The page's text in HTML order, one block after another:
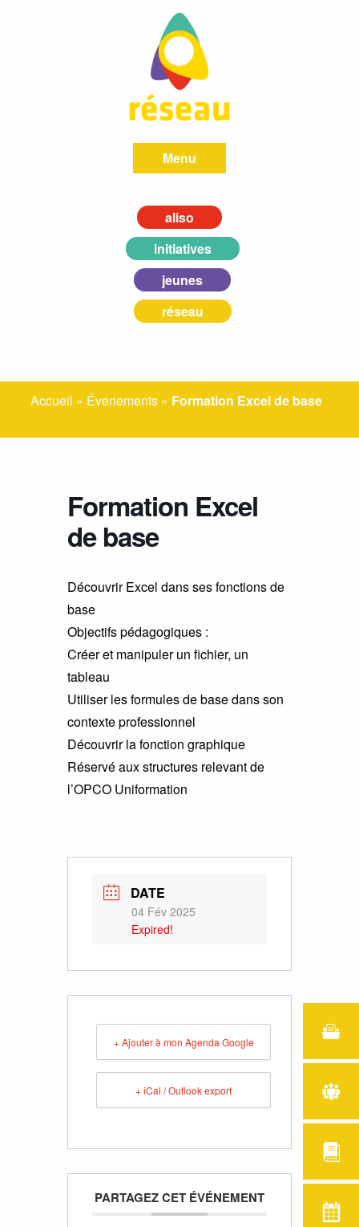
Menu
aliso
initiatives
jeunes
réseau
Accueil » Évenements » Formation Excel de base
Formation Excel
de base
Découvrir Excel dans ses fonctions de
base
Objectifs pédagogiques :
Créer et manipuler un fichier, un
tableau
Utiliser les formules de base dans son
contexte professionnel
Découvrir la fonction graphique
Réservé aux structures relevant de
l’OPCO Uniformation
DATE
04 Fév 2025
Expired!
+ Ajouter à mon Agenda Google
+ iCal / Outlook export
PARTAGEZ CET ÉVÉNEMENT